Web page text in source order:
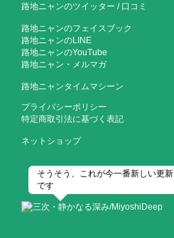
路地ニャンのツイッター / 口コミ
路地ニャンのフェイスブック
路地ニャンのLINE
路地ニャンのYouTube
路地ニャン・メルマガ
路地ニャンタイムマシーン
プライバシーポリシー
特定商取引法に基づく表記
ネットショップ
そうそう、これが今一番新しい更新
です